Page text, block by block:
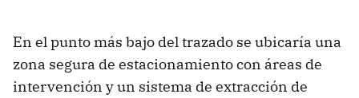
En el punto más bajo del trazado se ubicaría una
zona segura de estacionamiento con áreas de
intervención y un sistema de extracción de